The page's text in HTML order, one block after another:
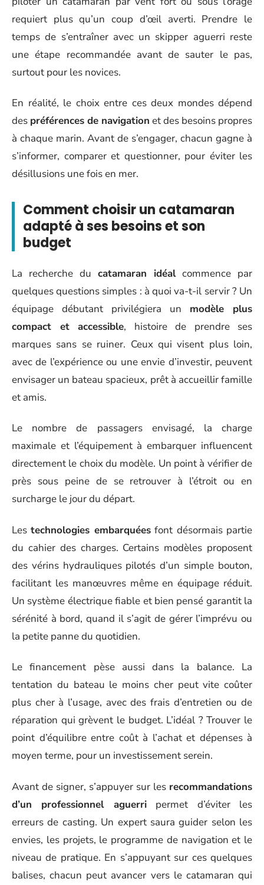
requiert plus qu’un coup d’œil averti. Prendre le
temps de s’entraîner avec un skipper aguerri reste
une étape recommandée avant de sauter le pas,
surtout pour les novices.
En réalité, le choix entre ces deux mondes dépend
des préférences de navigation et des besoins propres
à chaque marin. Avant de s’engager, chacun gagne à
s’informer, comparer et questionner, pour éviter les
désillusions une fois en mer.
Comment choisir un catamaran
adapté à ses besoins et son
budget
La recherche du catamaran idéalcommence par
quelques questions simples : à quoi va-t-il servir ? Un
équipage débutant privilégiera un modèle plus
compact et accessible, histoire de prendre ses
marques sans se ruiner. Ceux qui visent plus loin,
avec de l’expérience ou une envie d’investir, peuvent
envisager un bateau spacieux, prêt à accueillir famille
et amis.
Le nombre de passagers envisagé, la charge
maximale et l’équipement à embarquer influencent
directement le choix du modèle. Un point à vérifier de
près sous peine de se retrouver à l’étroit ou en
surcharge le jour du départ.
Lestechnologies embarquéesfont désormais partie
du cahier des charges. Certains modèles proposent
des vérins hydrauliques pilotés d’un simple bouton,
facilitant les manœuvres même en équipage réduit.
Un système électrique fiable et bien pensé garantit la
sérénité à bord, quand il s’agit de gérer l’imprévu ou
la petite panne du quotidien.
Le financement pèse aussi dans la balance. La
tentation du bateau le moins cher peut vite coûter
plus cher à l’usage, avec des frais d’entretien ou de
réparation qui grèvent le budget. L’idéal ? Trouver le
point d’équilibre entre coût à l’achat et dépenses à
moyen terme, pour un investissement serein.
Avant de signer, s’appuyer sur les recommandations
d’un professionnel aguerripermet d’éviter les
erreurs de casting. Un expert saura guider selon les
envies, les projets, le programme de navigation et le
niveau de pratique. En s’appuyant sur ces quelques
balises, chacun peut avancer vers le catamaran qui